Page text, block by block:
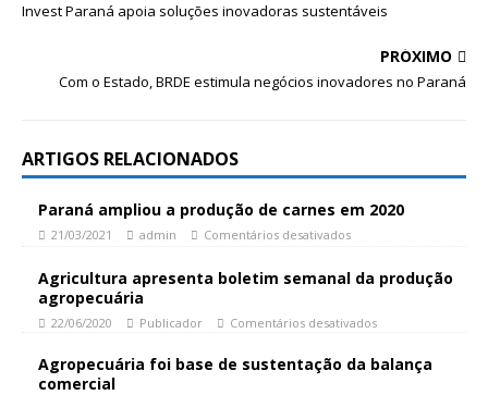
Invest Paraná apoia soluções inovadoras sustentáveis
PRÓXIMO
Com o Estado, BRDE estimula negócios inovadores no Paraná
ARTIGOS RELACIONADOS
Paraná ampliou a produção de carnes em 2020
21/03/2021 admin Comentários desativados
Agricultura apresenta boletim semanal da produção
agropecuária
22/06/2020 Publicador Comentários desativados
Agropecuária foi base de sustentação da balança
comercial